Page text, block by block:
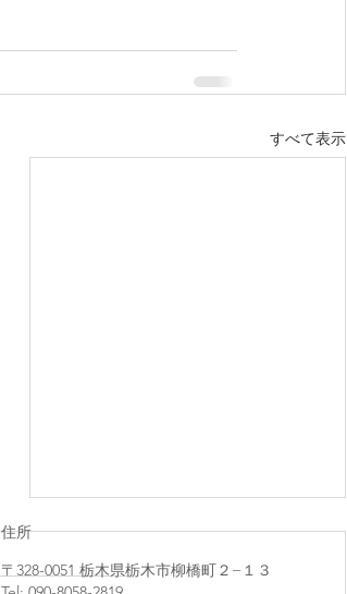
すべて表示
住所
〒328-0051 栃木県栃木市柳橋町２−１３